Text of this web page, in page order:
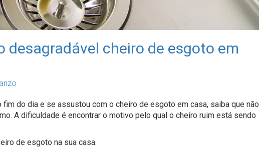
desagradável cheiro de esgoto em
.
do dia e se assustou com o cheiro de esgoto em casa, saiba que não
A dificuldade é encontrar o motivo pelo qual o cheiro ruim está sendo
de esgoto na sua casa.